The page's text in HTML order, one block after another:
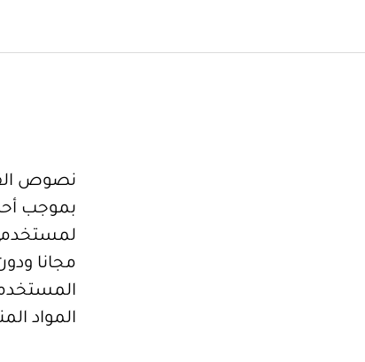
نصوص
بموجب
مجانا
المواد